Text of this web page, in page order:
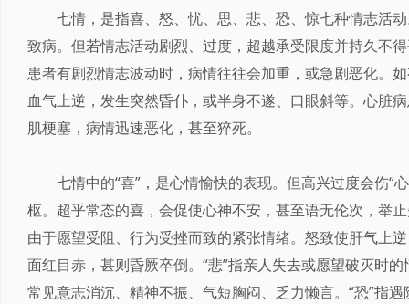
七情，是指喜、怒、忧、思、悲、恐、惊七种情志活
致病。但若情志活动剧烈、过度，超越承受限度并持久不
患者有剧烈情志波动时，病情往往会加重，或急剧恶化。
血气上逆，发生突然昏仆，或半身不遂、口眼斜等。心脏
肌梗塞，病情迅速恶化，甚至猝死。
七情中的“喜”，是心情愉快的表现。但高兴过度会伤“
枢。超乎常态的喜，会促使心神不安，甚至语无伦次，举
由于愿望受阻、行为受挫而致的紧张情绪。怒致使肝气上
面红目赤，甚则昏厥卒倒。“悲”指亲人失去或愿望破灭时
常见意志消沉、精神不振、气短胸闷、乏力懒言。“恐”指